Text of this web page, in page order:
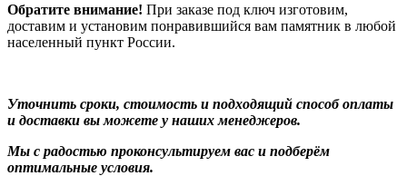
Обратите внимание! При заказе под ключ изготовим,
доставим и установим понравившийся вам памятник в любой
населенный пункт России.
Уточнить сроки, стоимость и подходящий способ оплаты
и доставки вы можете у наших менеджеров.
Мы с радостью проконсультируем вас и подберём
оптимальные условия.